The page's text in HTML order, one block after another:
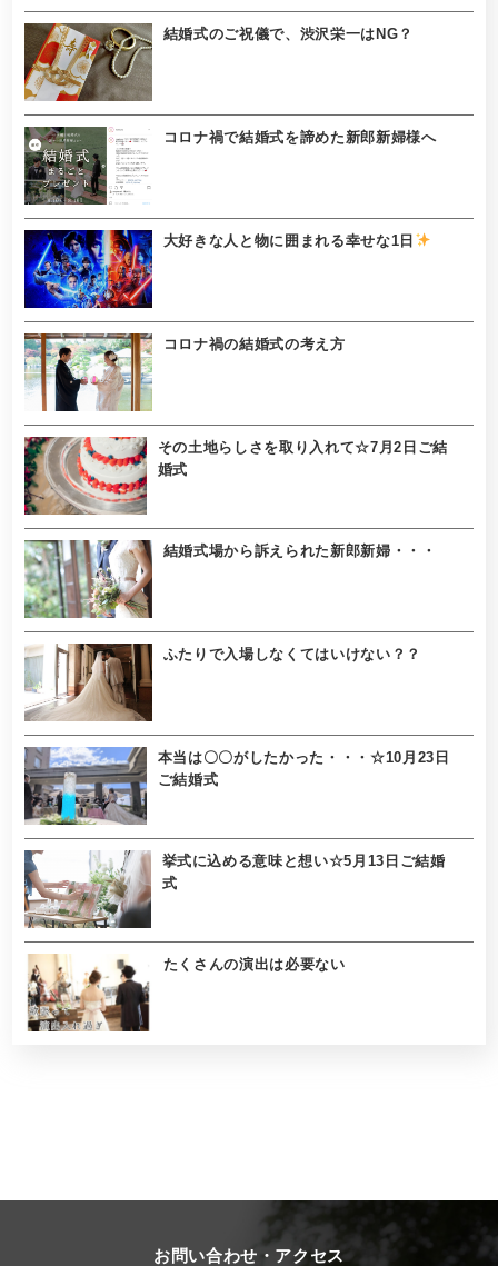
結婚式のご祝儀で、渋沢栄一はNG？
コロナ禍で結婚式を諦めた新郎新婦様へ
大好きな人と物に囲まれる幸せな1日
コロナ禍の結婚式の考え方
その土地らしさを取り入れて☆7月2日ご結
婚式
結婚式場から訴えられた新郎新婦・・・
ふたりで入場しなくてはいけない？？
本当は〇〇がしたかった・・・☆10月23日
ご結婚式
挙式に込める意味と想い☆5月13日ご結婚
式
たくさんの演出は必要ない
お問い合わせ・アクセス